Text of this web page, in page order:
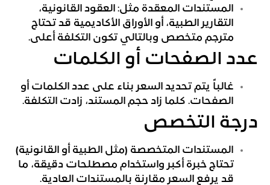
المستندات المعقدة مثل: العقود القانونية،
التقارير الطبية، أو الأوراق الأكاديمية قد تحتاج
مترجم متخصص وبالتالي تكون التكلفة أعلى.
عدد الصفحات أو الكلمات
غالباً يتم تحديد السعر بناء على عدد الكلمات أو
الصفحات. كلما زاد حجم المستند، زادت التكلفة.
درجة التخصص
المستندات المتخصصة (مثل الطبية أو القانونية)
تحتاج خبرة أكبر واستخدام مصطلحات دقيقة، ما
قد يرفع السعر مقارنة بالمستندات العادية.